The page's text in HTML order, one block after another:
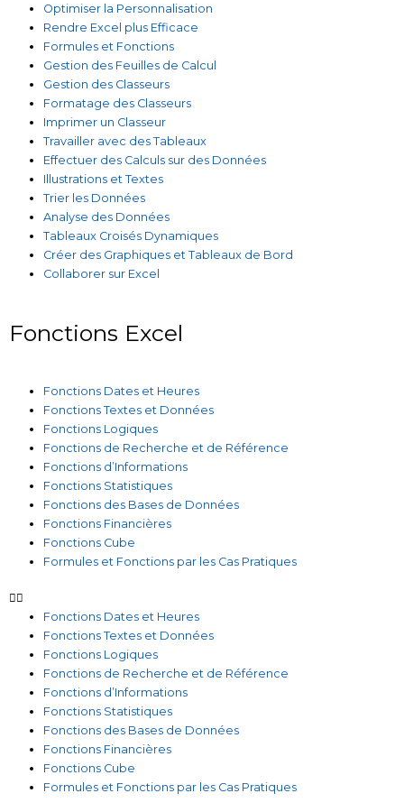
Optimiser la Personnalisation
Rendre Excel plus Efficace
Formules et Fonctions
Gestion des Feuilles de Calcul
Gestion des Classeurs
Formatage des Classeurs
Imprimer un Classeur
Travailler avec des Tableaux
Effectuer des Calculs sur des Données
Illustrations et Textes
Trier les Données
Analyse des Données
Tableaux Croisés Dynamiques
Créer des Graphiques et Tableaux de Bord
Collaborer sur Excel
Fonctions Excel
Fonctions Dates et Heures
Fonctions Textes et Données
Fonctions Logiques
Fonctions de Recherche et de Référence
Fonctions d’Informations
Fonctions Statistiques
Fonctions des Bases de Données
Fonctions Financières
Fonctions Cube
Formules et Fonctions par les Cas Pratiques
Fonctions Dates et Heures
Fonctions Textes et Données
Fonctions Logiques
Fonctions de Recherche et de Référence
Fonctions d’Informations
Fonctions Statistiques
Fonctions des Bases de Données
Fonctions Financières
Fonctions Cube
Formules et Fonctions par les Cas Pratiques